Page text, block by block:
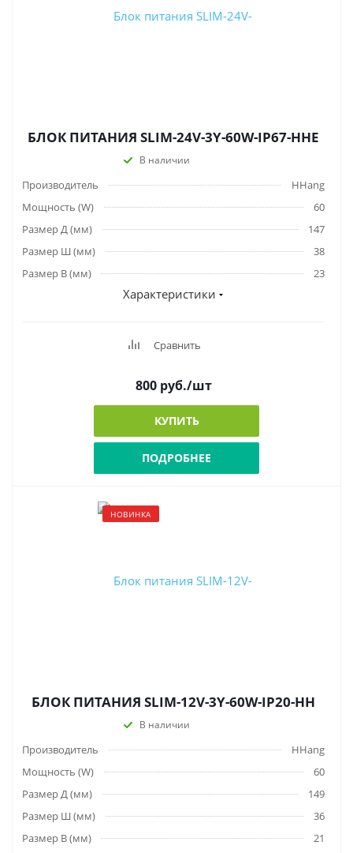
БЛОК ПИТАНИЯ SLIM-24V-3Y-60W-IP67-HHE
В наличии
Производитель
HHang
Мощность (W)
60
Размер Д (мм)
147
Размер Ш (мм)
38
Размер В (мм)
23
Характеристики
Сравнить
800 руб./шт
КУПИТЬ
ПОДРОБНЕЕ
НОВИНКА
БЛОК ПИТАНИЯ SLIM-12V-3Y-60W-IP20-HH
В наличии
Производитель
HHang
Мощность (W)
60
Размер Д (мм)
149
Размер Ш (мм)
36
Размер В (мм)
21